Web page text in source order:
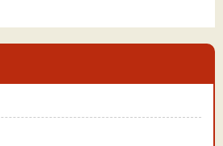
文字サイズ
標準 拡大